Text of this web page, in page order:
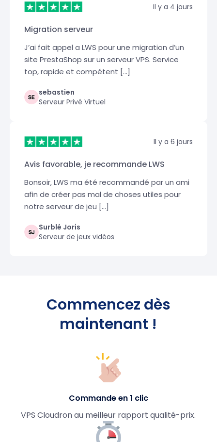
Il y a 4 jours
Migration serveur
J’ai fait appel a LWS pour une migration d’un
site PrestaShop sur un serveur VPS. Service
top, rapide et compétent […]
sebastien
Serveur Privé Virtuel
Il y a 6 jours
Avis favorable, je recommande LWS
Bonsoir, LWS ma été recommandé par un ami
afin de créer pas mal de choses utiles pour
notre serveur de jeu […]
Surblé Joris
Serveur de jeux vidéos
Commencez dès
maintenant !
Commande en 1 clic
VPS Cloudron au meilleur rapport qualité-prix.